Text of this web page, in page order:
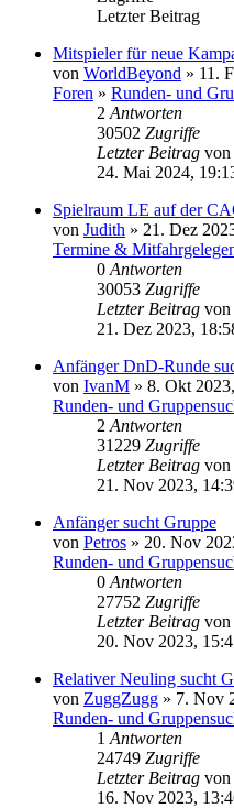
Letzter Beitrag
Mitspieler für neue
von WorldBeyond » 11.
Foren » Runden- und
2 Antworten
30502 Zugriffe
Letzter Beitrag von
24. Mai 2024,
Spielraum LE auf der
von Judith » 21. Dez
Termine &
0 Antworten
30053 Zugriffe
Letzter Beitrag von
21. Dez 2023,
Anfänger DnD-Runde
von IvanM » 8. Okt
Runden- und
2 Antworten
31229 Zugriffe
Letzter Beitrag von
21. Nov 2023,
Anfänger sucht Gruppe
von Petros » 20. Nov
Runden- und
0 Antworten
27752 Zugriffe
Letzter Beitrag von
20. Nov 2023,
Relativer Neuling sucht
von ZuggZugg » 7. Nov
Runden- und
1 Antworten
24749 Zugriffe
Letzter Beitrag von
16. Nov 2023,